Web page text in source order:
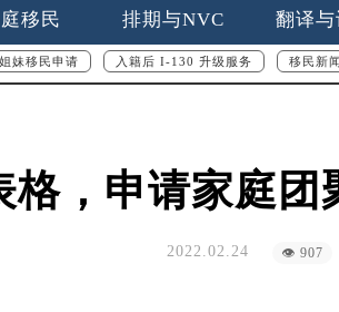
移民 排期与NVC 翻译与
妹移民申请 入籍后 I-130 升级服务 移民新闻
格，申请家庭团
2022.02.24 👁 907